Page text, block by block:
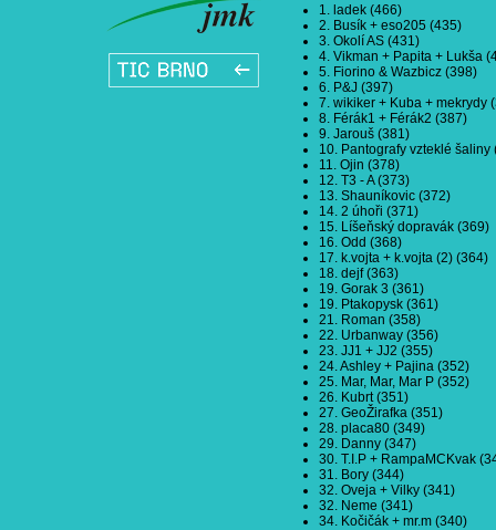
1. ladek (466)
2. Busík + eso205 (435)
3. Okolí AS (431)
4. Vikman + Papita + Lukša
5. Fiorino & Wazbicz (398)
6. P&J (397)
7. wikiker + Kuba + mekrydy
8. Férák1 + Férák2 (387)
9. Jarouš (381)
10. Pantografy vzteklé šaliny
11. Ojin (378)
12. T3 - A (373)
13. Shauníkovic (372)
14. 2 úhoři (371)
15. Líšeňský dopravák (369)
16. Odd (368)
17. k.vojta + k.vojta (2) (364)
18. dejf (363)
19. Gorak 3 (361)
19. Ptakopysk (361)
21. Roman (358)
22. Urbanway (356)
23. JJ1 + JJ2 (355)
24. Ashley + Pajina (352)
25. Mar, Mar, Mar P (352)
26. Kubrt (351)
27. GeoŽirafka (351)
28. placa80 (349)
29. Danny (347)
30. T.I.P + RampaMCKvak
31. Bory (344)
32. Oveja + Vilky (341)
32. Neme (341)
34. Kočičák + mr.m (340)